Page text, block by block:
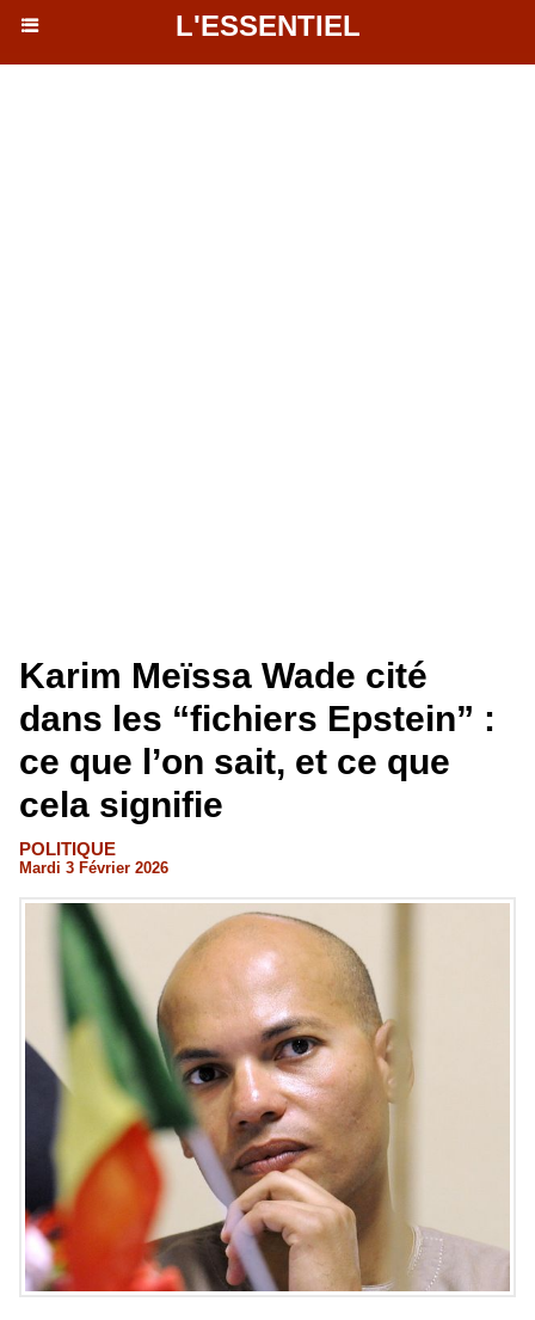
L'ESSENTIEL
Karim Meïssa Wade cité
dans les “fichiers Epstein” :
ce que l’on sait, et ce que
cela signifie
POLITIQUE
Mardi 3 Février 2026